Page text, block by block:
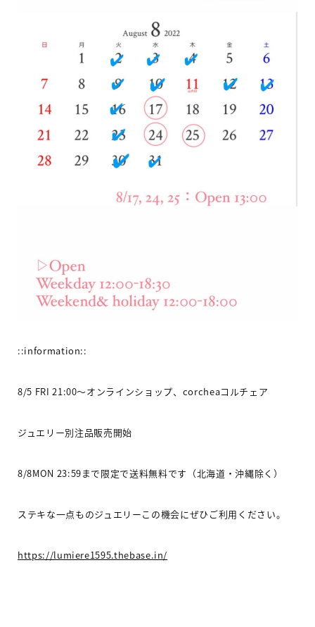
::information::
8/5 FRI 21:00〜オンラインショップ、 corcheaコルチェア
ジュエリー別注品販売開始
8/8MON 23:59まで限定で送料無料です（北海道・沖縄除く）
ステキな一点ものジュエリーこの機会にぜひご利用ください。
https://lumiere1595.thebase.in/